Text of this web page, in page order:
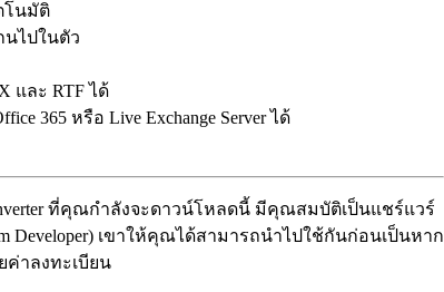
โนมัติ
นไปในตัว
และ RTF ได้
365 หรือ Live Exchange Server ได้
ที่คุณกำลังจะดาวน์โหลดนี้ มีคุณสมบัติเป็นแชร์แวร์
Developer) เขาให้คุณได้สามารถนำไปใช้กันก่อนเป็นหาก
ค่าลงทะเบียน